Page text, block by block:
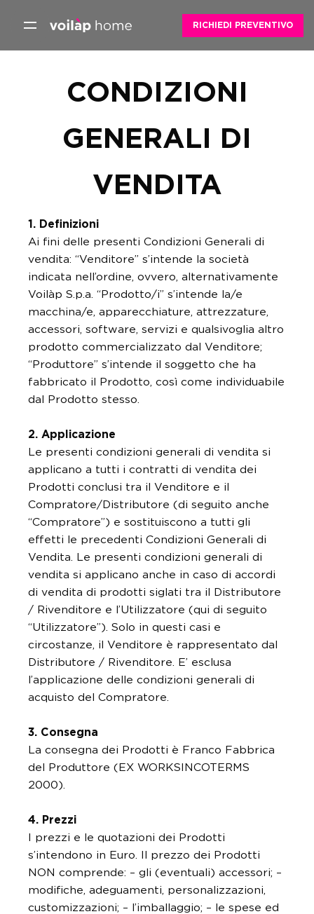
RICHIEDI PREVENTIVO
CONDIZIONI
GENERALI DI
VENDITA
1. Definizioni
Ai fini delle presenti Condizioni Generali di
vendita: “Venditore” s’intende la società
indicata nell’ordine, ovvero, alternativamente
Voilàp S.p.a. “Prodotto/i” s’intende la/e
macchina/e, apparecchiature, attrezzature,
accessori, software, servizi e qualsivoglia altro
prodotto commercializzato dal Venditore;
“Produttore” s’intende il soggetto che ha
fabbricato il Prodotto, così come individuabile
dal Prodotto stesso.
2. Applicazione
Le presenti condizioni generali di vendita si
applicano a tutti i contratti di vendita dei
Prodotti conclusi tra il Venditore e il
Compratore/Distributore (di seguito anche
“Compratore”) e sostituiscono a tutti gli
effetti le precedenti Condizioni Generali di
Vendita. Le presenti condizioni generali di
vendita si applicano anche in caso di accordi
di vendita di prodotti siglati tra il Distributore
/ Rivenditore e l’Utilizzatore (qui di seguito
“Utilizzatore”). Solo in questi casi e
circostanze, il Venditore è rappresentato dal
Distributore / Rivenditore. E’ esclusa
l’applicazione delle condizioni generali di
acquisto del Compratore.
3. Consegna
La consegna dei Prodotti è Franco Fabbrica
del Produttore (EX WORKSINCOTERMS
2000).
4. Prezzi
I prezzi e le quotazioni dei Prodotti
s’intendono in Euro. Il prezzo dei Prodotti
NON comprende: – gli (eventuali) accessori; –
modifiche, adeguamenti, personalizzazioni,
customizzazioni; – l’imballaggio; – le spese ed